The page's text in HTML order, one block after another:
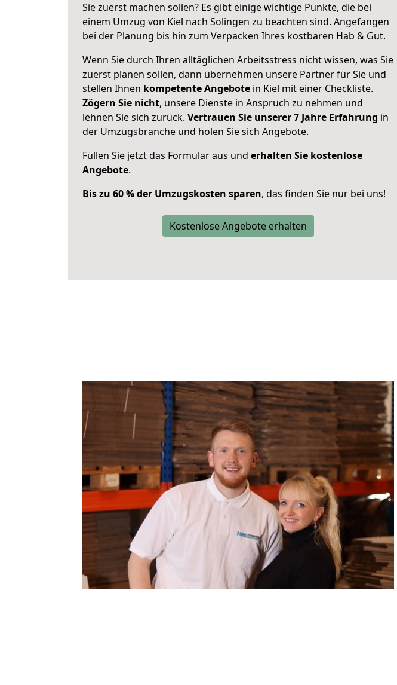
Sie zuerst machen sollen? Es gibt einige wichtige Punkte, die bei
einem Umzug von Kiel nach Solingen zu beachten sind. Angefangen
bei der Planung bis hin zum Verpacken Ihres kostbaren Hab & Gut.
Wenn Sie durch Ihren alltäglichen Arbeitsstress nicht wissen, was Sie
zuerst planen sollen, dann übernehmen unsere Partner für Sie und
stellen Ihnen kompetente Angebote in Kiel mit einer Checkliste.
Zögern Sie nicht, unsere Dienste in Anspruch zu nehmen und
lehnen Sie sich zurück. Vertrauen Sie unserer 7 Jahre Erfahrung in
der Umzugsbranche und holen Sie sich Angebote.
Füllen Sie jetzt das Formular aus und erhalten Sie kostenlose
Angebote.
Bis zu 60 % der Umzugskosten sparen, das finden Sie nur bei uns!
Kostenlose Angebote erhalten